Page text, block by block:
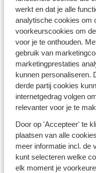
werkt en dat je alle
analytische cookies om
voorkeurscookies om
voor je te onthouden.
gebruik van
marketingprestaties
kunnen personaliseren.
derde partij cookies
internetgedrag volgen
relevanter voor je te
Door op 'Accepteer' te
plaatsen van alle
meer informatie incl. de
kunt selecteren welke
elk moment je
Turkije
Warmste